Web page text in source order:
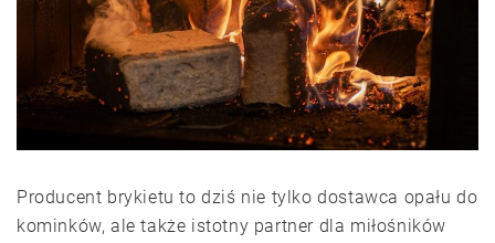
Producent brykietu to dziś nie tylko dostawca opału do
kominków, ale także istotny partner dla miłośników